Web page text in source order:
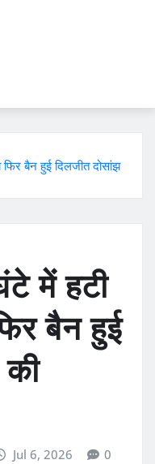
बैन हुई दिलजीत दोसांझ
में हटी
बैन हुई
Jul 6, 2026 0